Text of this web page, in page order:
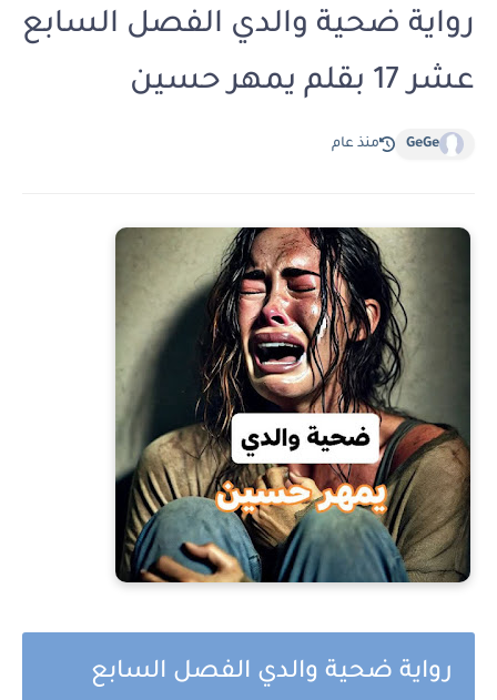
رواية ضحية والدي الفصل السابع
عشر 17 بقلم يمهر حسين
GeGe منذ عام
رواية ضحية والدي الفصل السابع